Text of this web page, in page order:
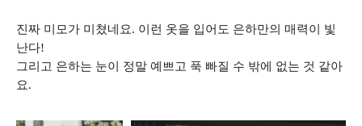
진짜 미모가 미쳤네요. 이런 옷을 입어도 은하만의 매력이 빛
난다!
그리고 은하는 눈이 정말 예쁘고 푹 빠질 수 밖에 없는 것 같아
요.